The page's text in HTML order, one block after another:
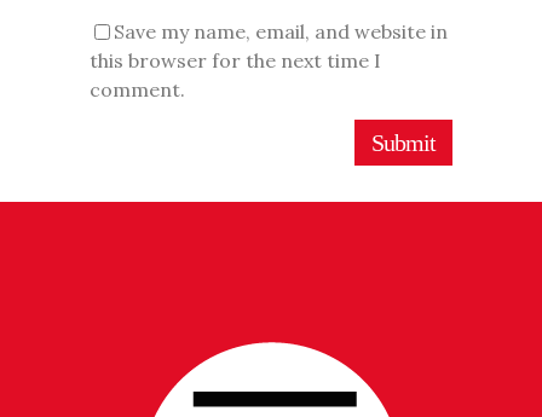
Save my name, email, and website in
this browser for the next time I
comment.